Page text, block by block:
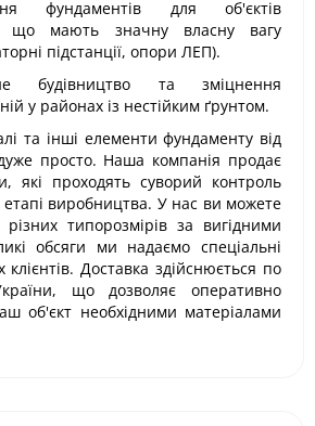
фундаментів для об'єктів
що мають значну власну вагу
підстанції, опори ЛЕП).
будівництво та зміцнення
у районах із нестійким ґрунтом.
та інші елементи фундаменту від
дуже просто. Наша компанія продає
які проходять суворий контроль
етапі виробництва. У нас ви можете
типорозмірів за вигідними
обсяги ми надаємо спеціальні
Доставка здійснюється по
що дозволяє оперативно
об'єкт необхідними матеріалами